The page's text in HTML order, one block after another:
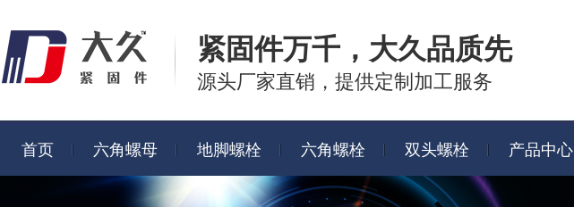
紧固件万千， 大久品质先
源头厂家直销，提供定制加工服务
首页 六角螺母 地脚螺栓 六角螺栓 双头螺栓 产品中心